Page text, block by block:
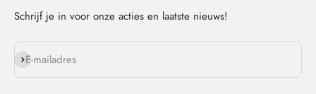
Schrijf je in voor onze acties en laatste nieuws!
E-mailadres
Abonneren